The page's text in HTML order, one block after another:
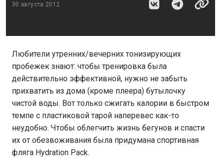
30 августа 2012
Любители утренних/вечерних тонизирующих
пробежек знают: чтобы тренировка была
действительно эффективной, нужно не забыть
прихватить из дома (кроме плеера) бутылочку
чистой воды. Вот только сжигать калории в быстром
темпе с пластиковой тарой наперевес как-то
неудобно. Чтобы облегчить жизнь бегунов и спасти
их от обезвоживания была придумана спортивная
фляга Hydration Pack.